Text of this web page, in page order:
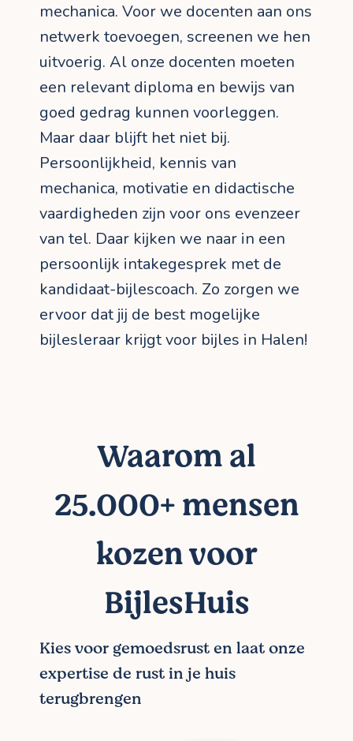
mechanica. Voor we docenten aan ons
netwerk toevoegen, screenen we hen
uitvoerig. Al onze docenten moeten
een relevant diploma en bewijs van
goed gedrag kunnen voorleggen.
Maar daar blijft het niet bij.
Persoonlijkheid, kennis van
mechanica, motivatie en didactische
vaardigheden zijn voor ons evenzeer
van tel. Daar kijken we naar in een
persoonlijk intakegesprek met de
kandidaat-bijlescoach. Zo zorgen we
ervoor dat jij de best mogelijke
bijlesleraar krijgt voor bijles in Halen!
Waarom al
25.000+ mensen
kozen voor
BijlesHuis
Kies voor gemoedsrust en laat onze
expertise de rust in je huis
terugbrengen